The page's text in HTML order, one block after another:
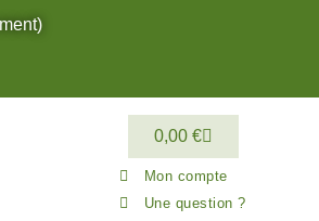
0,00 €
Mon compte
Une question ?